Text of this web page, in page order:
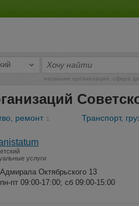
название организации, сфера
ремонт 1 Транспорт,
услуги
Адмирала Октябрьского 13
пн-пт 09:00-17:00; сб 09:00-15:00